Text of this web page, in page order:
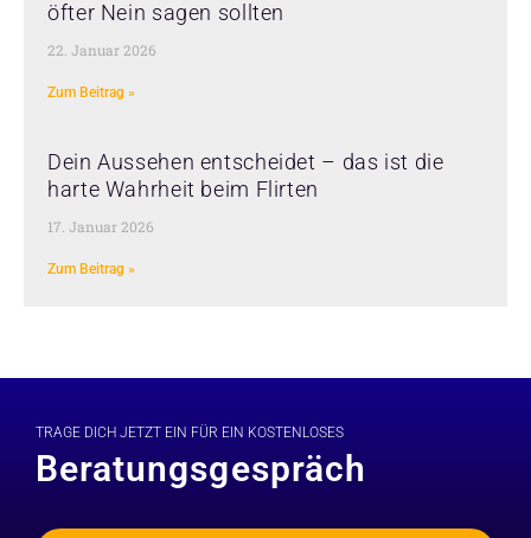
öfter Nein sagen sollten
22. Januar 2026
Zum Beitrag »
Dein Aussehen entscheidet – das ist die
harte Wahrheit beim Flirten
17. Januar 2026
Zum Beitrag »
TRAGE DICH JETZT EIN FÜR EIN KOSTENLOSES
Beratungsgespräch